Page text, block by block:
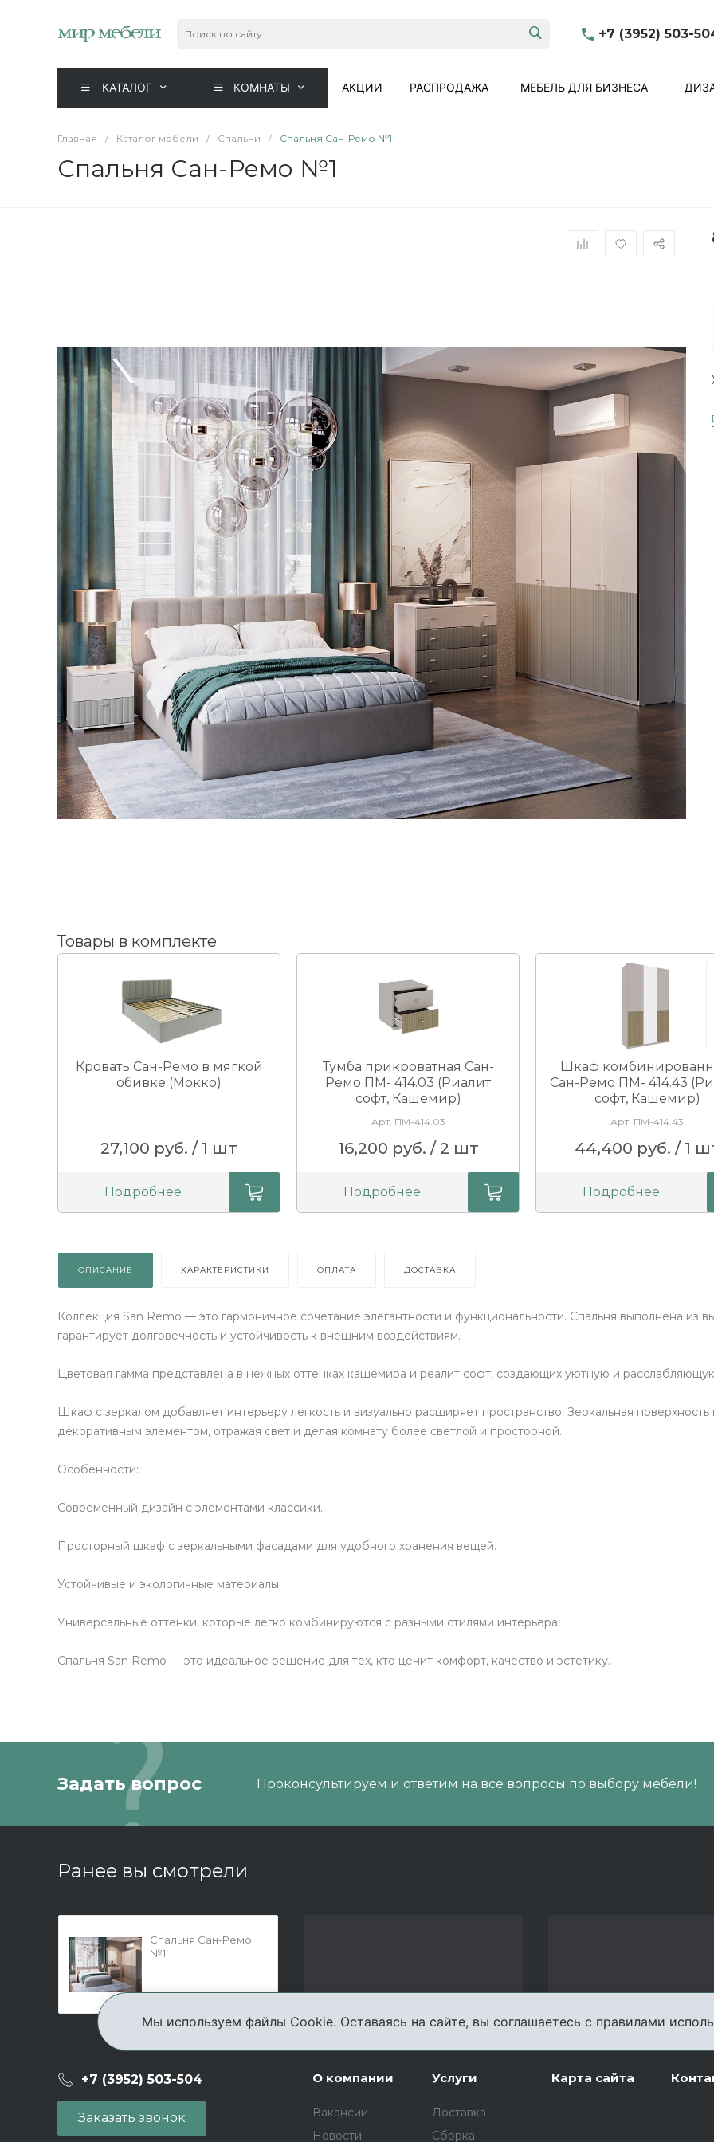
+7 (3952) 503-
КАТАЛОГ КОМНАТЫ АКЦИИ РАСПРОДАЖА МЕБЕЛЬ ДЛЯ БИЗНЕСА
Главная / Каталог мебели / Спальни / Спальня Сан-Ремо №1
Спальня Сан-Ремо №1
Товары в комплекте
Кровать Сан-Ремо в мягкой
обивке (Мокко)
27,100 руб. / 1 шт
Подробнее
Тумба прикроватная Сан-
Ремо ПМ- 414.03 (Риалит
софт, Кашемир)
Арт. ПМ-414.03
16,200 руб. / 2 шт
Подробнее
Шкаф
Сан-Ремо ПМ- 414.43
софт, Кашемир)
Арт. ПМ-414.43
44,400 руб. / 1
Подробнее
ОПИСАНИЕ ХАРАКТЕРИСТИКИ ОПЛАТА ДОСТАВКА
Коллекция San Remo — это гармоничное сочетание элегантности и функциональности. Спальня выполнена
гарантирует долговечность и устойчивость к внешним воздействиям.
Цветовая гамма представлена в нежных оттенках кашемира и реалит софт, создающих уютную и
Шкаф с зеркалом добавляет интерьеру легкость и визуально расширяет пространство. Зеркальная
декоративным элементом, отражая свет и делая комнату более светлой и просторной.
Особенности:
Современный дизайн с элементами классики.
Просторный шкаф с зеркальными фасадами для удобного хранения вещей.
Устойчивые и экологичные материалы.
Универсальные оттенки, которые легко комбинируются с разными стилями интерьера.
Спальня San Remo — это идеальное решение для тех, кто ценит комфорт, качество и эстетику.
Задать вопрос Проконсультируем и ответим на все вопросы по выбору мебели!
Ранее вы смотрели
Спальня Сан-Ремо
№1
+7 (3952) 503-504
Заказать звонок
О компании
Вакансии
Новости
Услуги
Доставка
Сборка
Карта сайта
Условия акции
ВЫИГРАЙ МЕБЕЛЬ
ХОЧУ ПОДАРОК
Мы используем файлы Cookie. Оставаясь на сайте, вы соглашаетесь с правилами